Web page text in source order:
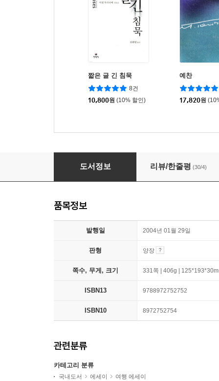
짧은 글 긴 침묵
8건
10,800원 (10% 할인)
예찬
17,820원
외면일기
도서정보 리뷰/한줄평 (30/4)
품목정보
발행일 2004년 01월 29일
판형 양장
쪽수, 무게, 크기 331쪽 | 406g |
ISBN13 9788972752752
ISBN10 8972752754
관련분류
카테고리 분류
국내도서 에세이
여행 에세이